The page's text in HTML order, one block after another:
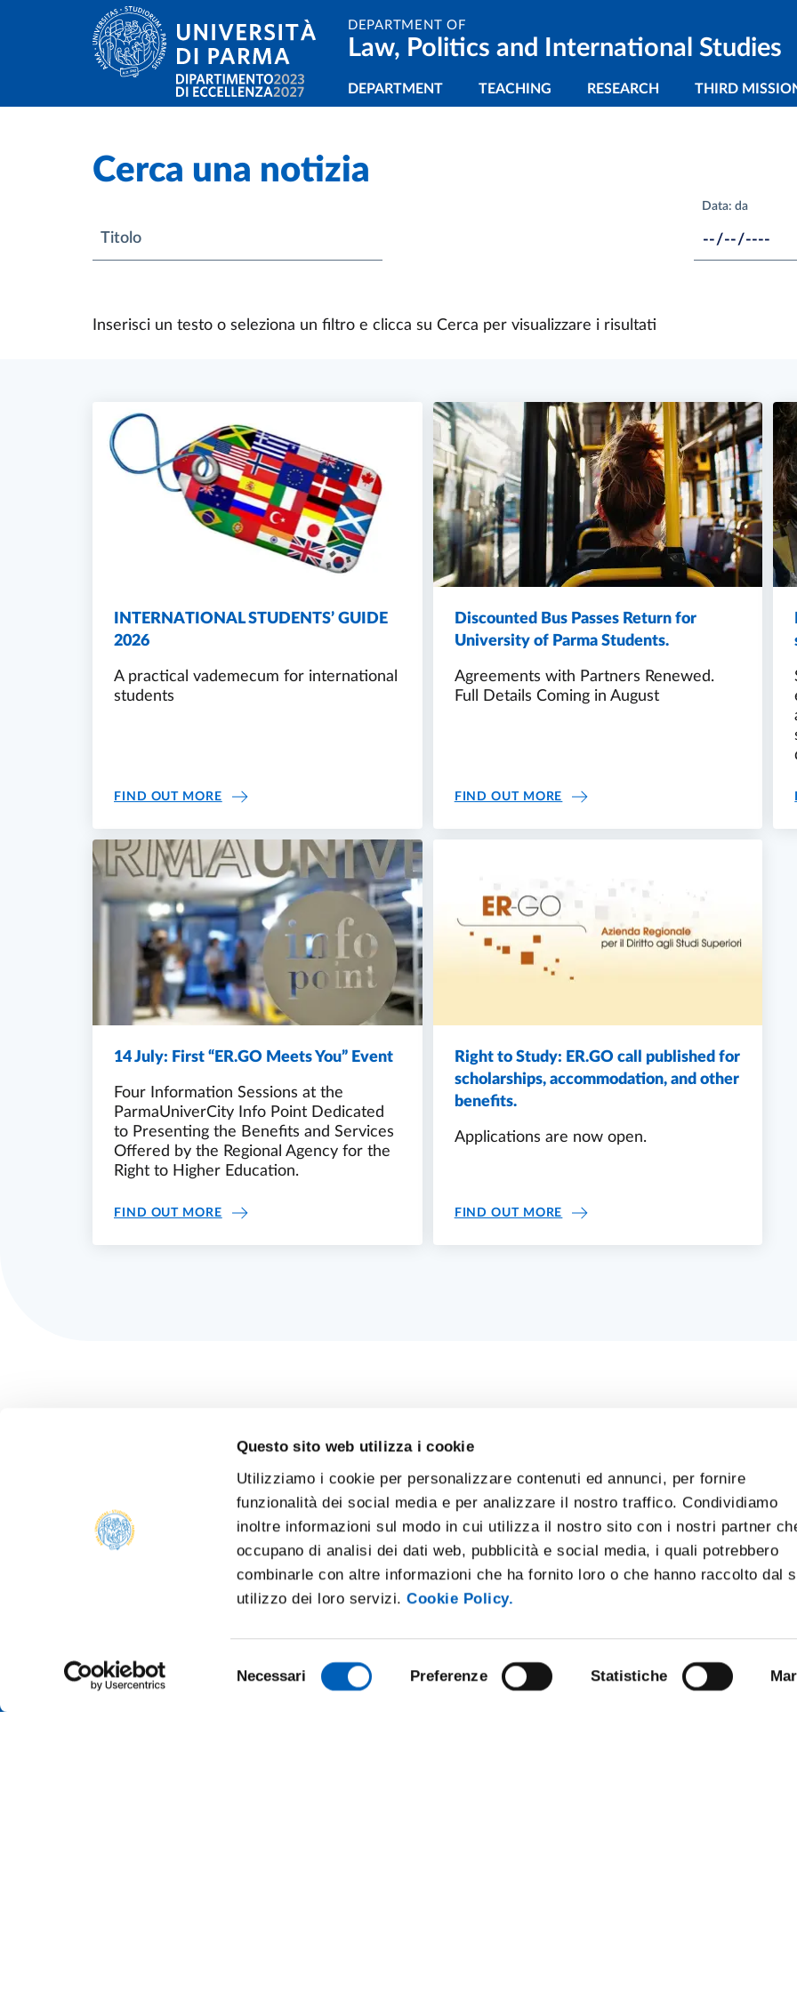
Questo sito web utilizza i cookie
Utilizziamo i cookie per personalizzare contenuti ed annunci, per fornire
funzionalità dei social media e per analizzare il nostro traffico. Condividiamo
inoltre informazioni sul modo in cui utilizza il nostro sito con i nostri partner
occupano di analisi dei dati web, pubblicità e social media, i quali potrebbero
combinarle con altre informazioni che ha fornito loro o che hanno raccolto dal
utilizzo dei loro servizi.Cookie Policy.
del
Necessari Preferenze Statistiche
Skip to main content
Skip to footer DEPARTMENT OF
Law, Politics and International Studies
Navigazione principale
DEPARTMENT TEACHING RESEARCH THIRD
Cerca una notizia
Titolo
Data: da
Inserisci un testo o seleziona un filtro e clicca su Cerca per visualizzare i risultati
Lates news
INTERNATIONAL STUDENTS’ GUIDE
2026
A practical vademecum for international
students
FIND OUT MOREINTERNATIONAL STUDENTS’ GUIDE 2026
Discounted Bus Passes Return for
University of Parma Students.
Agreements with Partners Renewed.
Full Details Coming in August
FIND OUT MORE DISCOUNTED BUS PASSES
14 July: First “ER.GO Meets You” Event
Four Information Sessions at the
ParmaUniverCity Info Point Dedicated
to Presenting the Benefits and Services
Offered by the Regional Agency for the
Right to Higher Education.
FIND OUT MORE14 JULY: FIRST “ER.GO MEETS YOU” EVENT
Right to Study: ER.GO call published for
scholarships, accommodation, and other
benefits.
Applications are now open.
FIND OUT MORE RIGHT TO STUDY: ER.GO CALL